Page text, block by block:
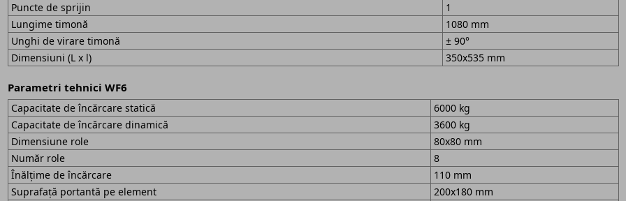
Puncte de sprijin
1
Lungime timonă
1080 mm
Unghi de virare timonă
± 90°
Dimensiuni (L x l)
350x535 mm
Parametri tehnici WF6
Capacitate de încărcare statică
6000 kg
Capacitate de încărcare dinamică
3600 kg
Dimensiune role
80x80 mm
Număr role
8
Înălțime de încărcare
110 mm
Suprafață portantă pe element
200x180 mm